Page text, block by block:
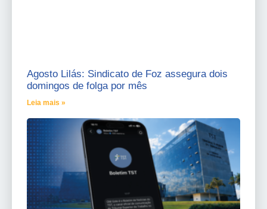
Agosto Lilás: Sindicato de Foz assegura dois
domingos de folga por mês
Leia mais »